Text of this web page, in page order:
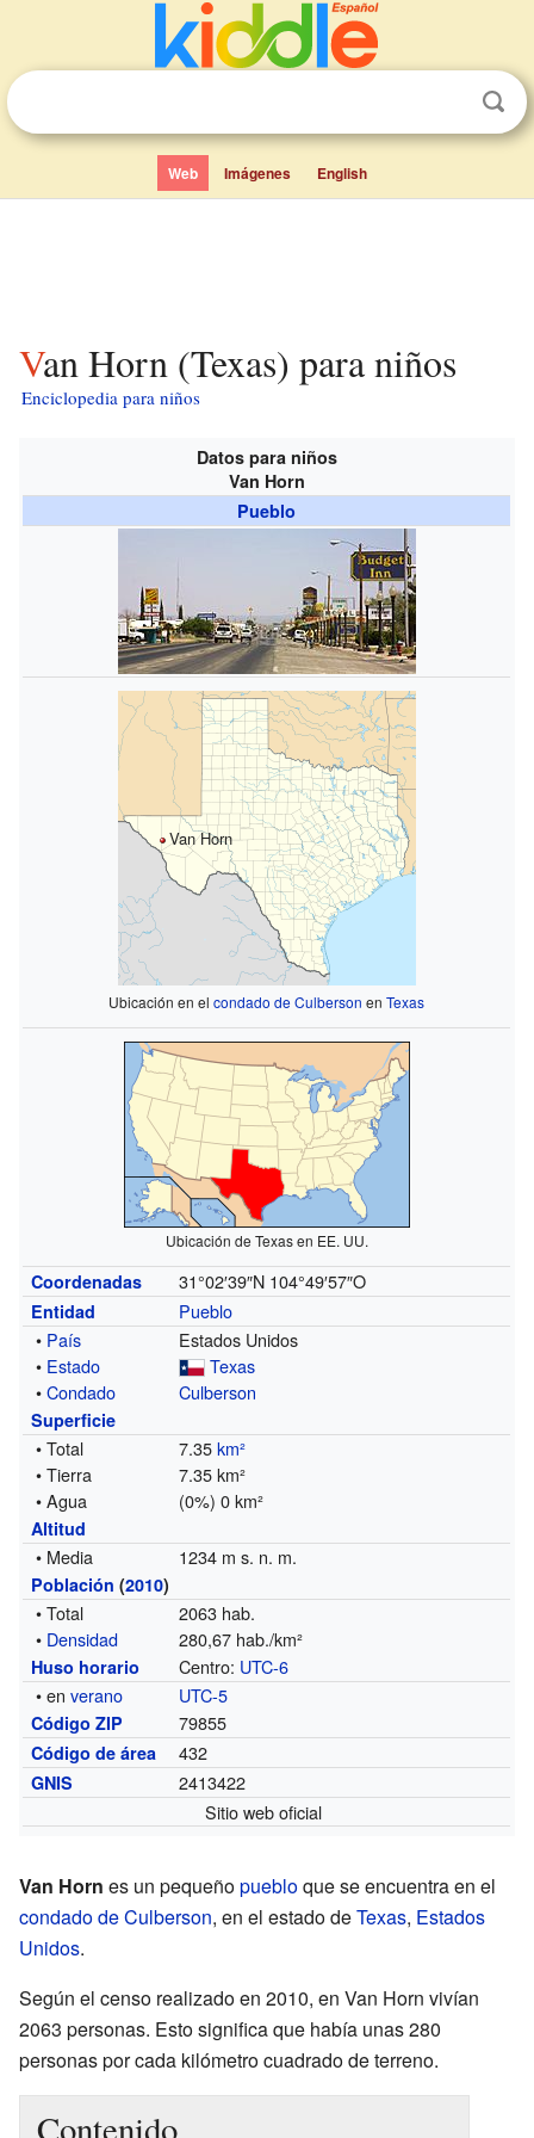
Web Imágenes English
Van Horn (Texas) para niños
Enciclopedia para niños
Datos para niños
Van Horn
Pueblo
Van Horn
Ubicación en elcondado de Culberson enTexas
Ubicación de Texas en EE. UU.
Coordenadas 31°02′39″N 104°49′57″O
Entidad
Pueblo
• País
Estados Unidos
• Estado
Texas
•Condado Culberson
Superficie
• Total 7.35km²
• Tierra
7.35 km²
• Agua
(0%) 0 km²
Altitud
• Media 1234 m s. n. m.
Población (2010)
• Total
2063 hab.
• Densidad 280,67 hab./km²
Huso horario Centro: UTC-6
• enverano UTC-5
Código ZIP 79855
Código de área 432
GNIS
2413422
Sitio web oficial
Van Horn es un pequeñopuebloque se encuentra en el
condado de Culberson, en el estado deTexas, Estados
Unidos.
Según el censo realizado en 2010, en Van Horn vivían
2063 personas. Esto significa que había unas 280
personas por cada kilómetro cuadrado de terreno.